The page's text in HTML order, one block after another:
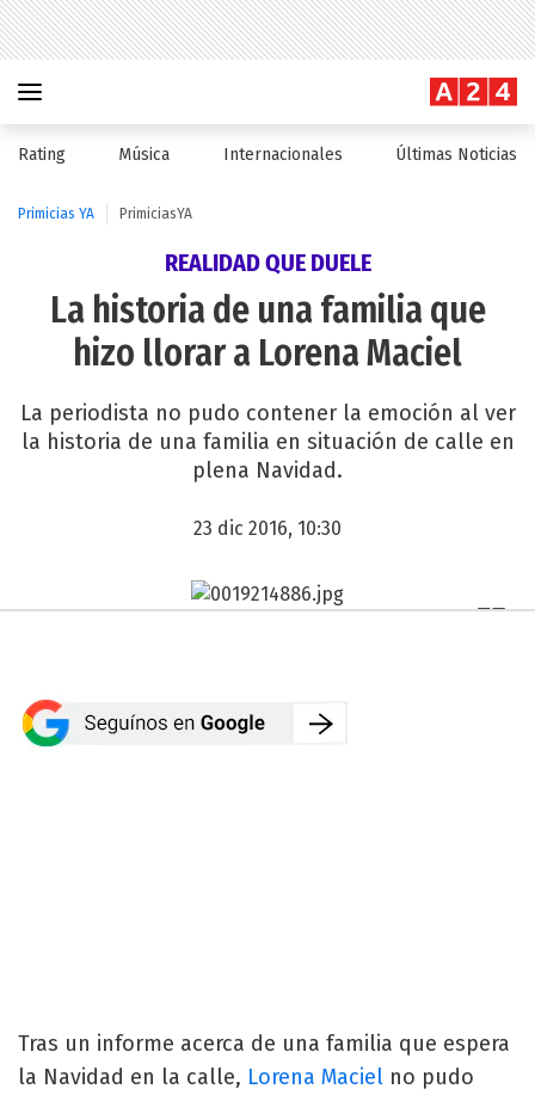
Rating Música Internacionales Últimas Noticias
Primicias YA PrimiciasYA
REALIDAD QUE DUELE
La historia de una familia que
hizo llorar a Lorena Maciel
La periodista no pudo contener la emoción al ver
la historia de una familia en situación de calle en
plena Navidad.
23 dic 2016, 10:30
Tras un informe acerca de una familia que espera
la Navidad en la calle, Lorena Maciel no pudo